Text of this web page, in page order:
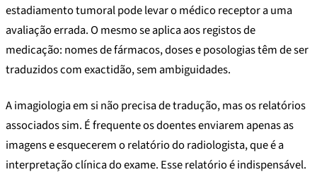
estadiamento tumoral pode levar o médico receptor a uma
avaliação errada. O mesmo se aplica aos registos de
medicação: nomes de fármacos, doses e posologias têm de ser
traduzidos com exactidão, sem ambiguidades.
A imagiologia em si não precisa de tradução, mas os relatórios
associados sim. É frequente os doentes enviarem apenas as
imagens e esquecerem o relatório do radiologista, que é a
interpretação clínica do exame. Esse relatório é indispensável.